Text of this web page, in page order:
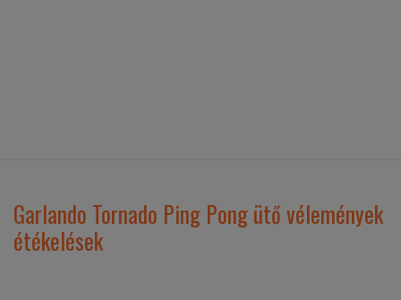
Garlando Tornado Ping Pong ütő vélemények
étékelések